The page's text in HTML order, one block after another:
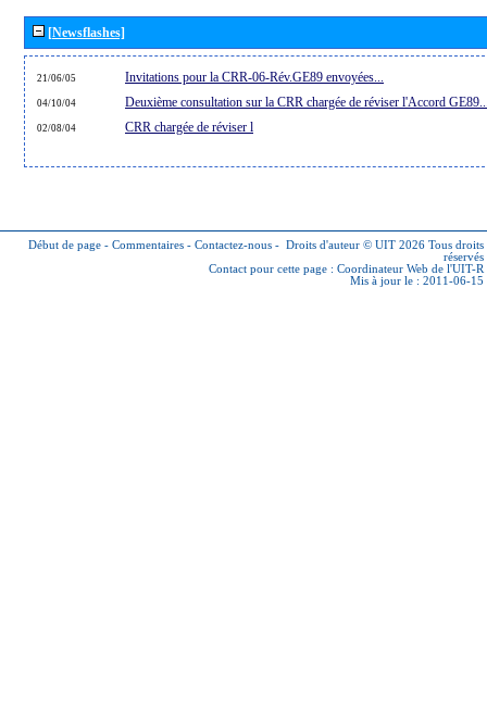
[Newsflashes]
21/06/05 Invitations pour la CRR-06-Rév.GE89 envoyées...
04/10/04 Deuxième consultation sur la CRR chargée de réviser l'Accord
02/08/04 CRR chargée de réviser l
Début de page - Commentaires - Contactez-nous - Droits d'auteur © UIT 2026 Tous droits
réservés
Contact pour cette page : Coordinateur Web de l'UIT-R
Mis à jour le : 2011-06-15